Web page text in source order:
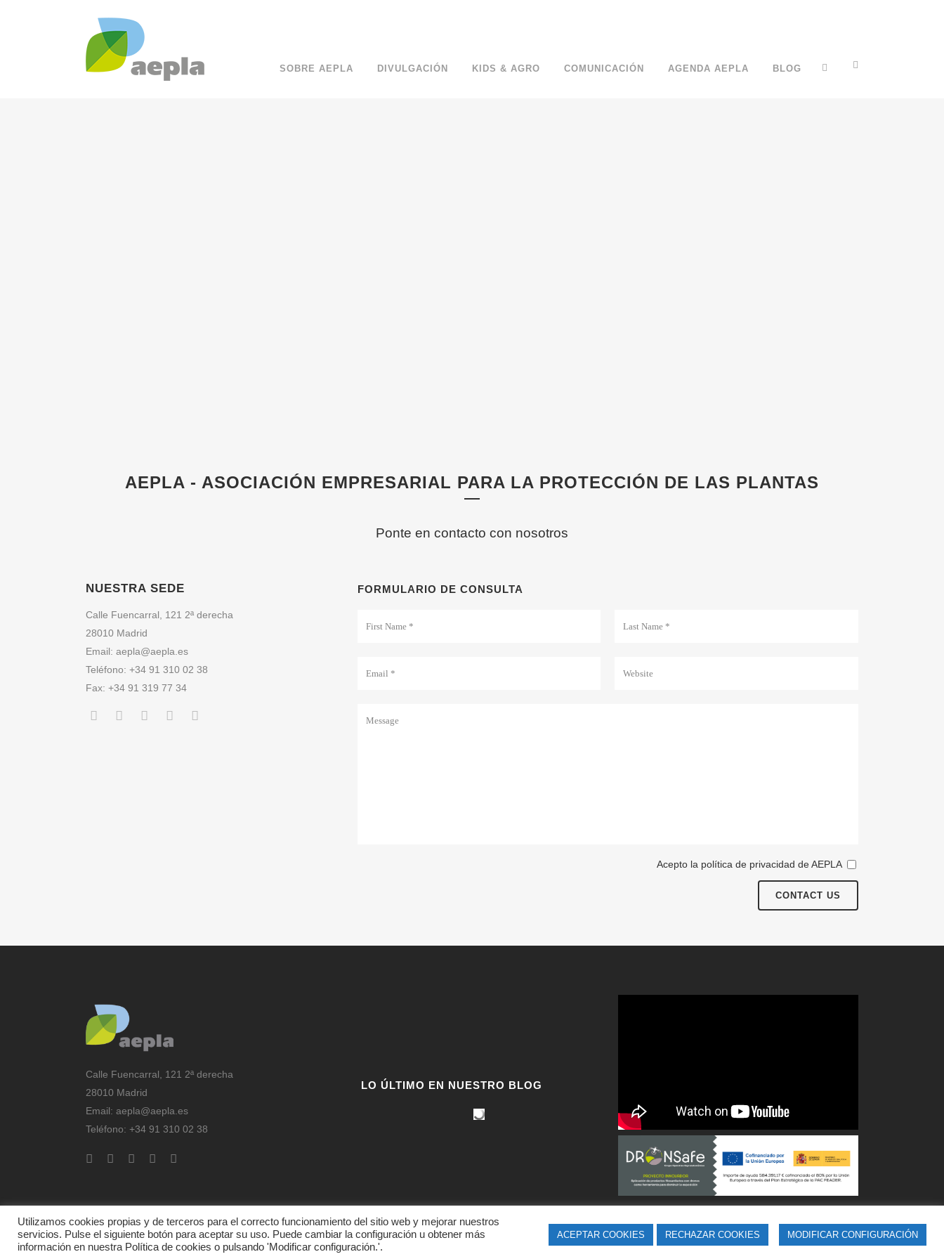
SOBRE AEPLA DIVULGACIÓN KIDS & AGRO COMUNICACIÓN AGENDA AEPLA BLOG
AEPLA - ASOCIACIÓN EMPRESARIAL PARA LA PROTECCIÓN DE LAS PLANTAS
Ponte en contacto con nosotros
NUESTRA SEDE
Calle Fuencarral, 121 2ª derecha
28010 Madrid
Email: aepla@aepla.es
Teléfono: +34 91 310 02 38
Fax: +34 91 319 77 34
FORMULARIO DE CONSULTA
Acepto la política de privacidad de AEPLA
Calle Fuencarral, 121 2ª derecha
28010 Madrid
Email: aepla@aepla.es
Teléfono: +34 91 310 02 38
LO ÚLTIMO EN NUESTRO BLOG
Utilizamos cookies propias y de terceros para el correcto funcionamiento del sitio web y mejorar nuestros
servicios. Pulse el siguiente botón para aceptar su uso. Puede cambiar la configuración u obtener más
información en nuestra Política de cookies o pulsando 'Modificar configuración.'.
ACEPTAR COOKIES RECHAZAR COOKIES MODIFICAR CONFIGURACIÓN